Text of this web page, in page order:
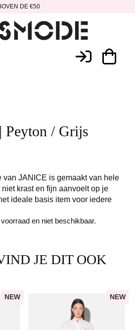
DE €50
Peyton / Grijs
van JANICE is gemaakt van hele
krast en fijn aanvoelt op je
ideale basis item voor iedere
en niet beschikbaar.
JE DIT OOK
NEW NEW